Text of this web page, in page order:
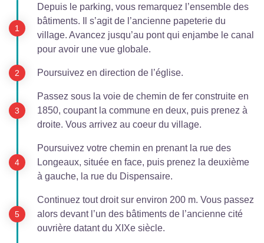
Depuis le parking, vous remarquez l’ensemble des
bâtiments. Il s’agit de l’ancienne papeterie du
village. Avancez jusqu’au pont qui enjambe le canal
pour avoir une vue globale.
Poursuivez en direction de l’église.
Passez sous la voie de chemin de fer construite en
1850, coupant la commune en deux, puis prenez à
droite. Vous arrivez au coeur du village.
Poursuivez votre chemin en prenant la rue des
Longeaux, située en face, puis prenez la deuxième
à gauche, la rue du Dispensaire.
Continuez tout droit sur environ 200 m. Vous passez
alors devant l’un des bâtiments de l’ancienne cité
ouvrière datant du XIXe siècle.